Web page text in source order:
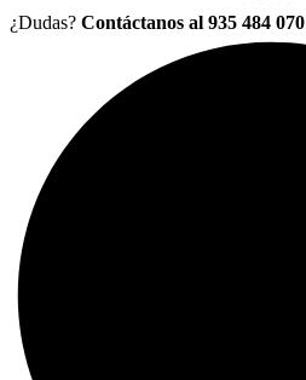
¿Dudas? Contáctanos al 935 484 070